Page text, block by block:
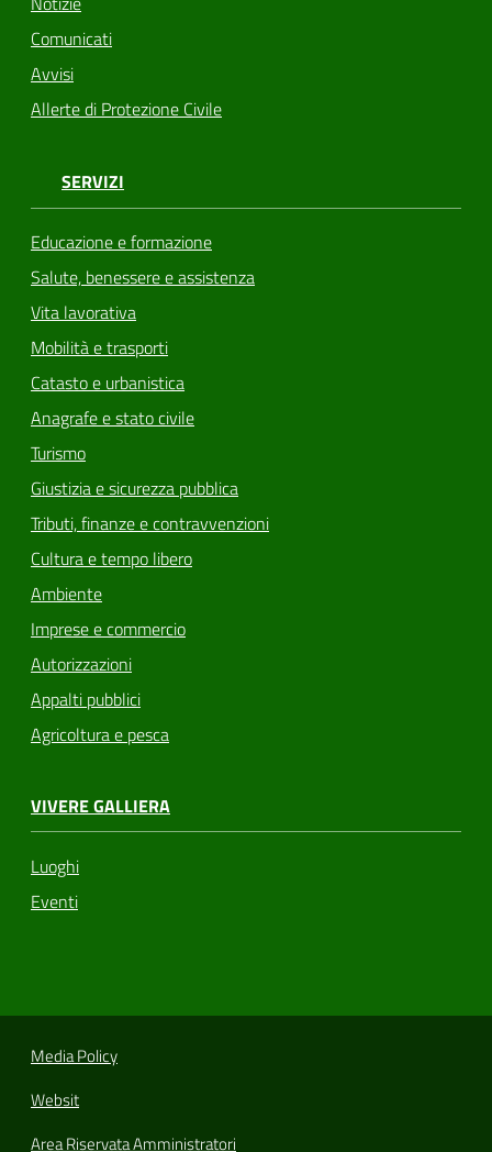
Comunicati
Avvisi
Allerte di Protezione Civile
SERVIZI
Educazione e formazione
Salute, benessere e assistenza
Vita lavorativa
Mobilità e trasporti
Catasto e urbanistica
Anagrafe e stato civile
Turismo
Giustizia e sicurezza pubblica
Tributi, finanze e contravvenzioni
Cultura e tempo libero
Ambiente
Imprese e commercio
Autorizzazioni
Appalti pubblici
Agricoltura e pesca
VIVERE GALLIERA
Luoghi
Eventi
Media Policy
Websit
Area Riservata Amministratori